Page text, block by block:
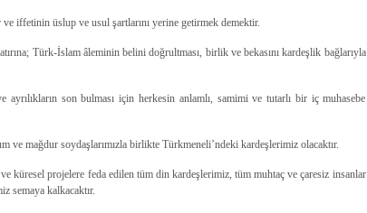
iffetinin üslup ve usul şartlarını yerine getirmek demektir.
Türk-İslam âleminin belini doğrultması, birlik ve bekasını kardeşlik bağlarıyla
ayrılıkların son bulması için herkesin anlamlı, samimi ve tutarlı bir iç muhasebe
ve mağdur soydaşlarımızla birlikte Türkmeneli’ndeki kardeşlerimiz olacaktır.
küresel projelere feda edilen tüm din kardeşlerimiz, tüm muhtaç ve çaresiz insanlar
semaya kalkacaktır.